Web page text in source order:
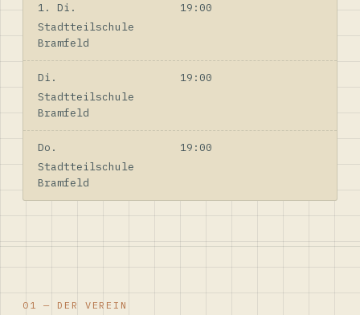
1. Di.
19:00
Stadtteilschule
Bramfeld
Di.
19:00
Stadtteilschule
Bramfeld
Do.
19:00
Stadtteilschule
Bramfeld
01 — DER VEREIN